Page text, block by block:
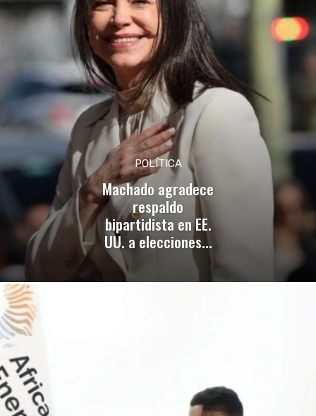
POLÍTICA
Machado agradece
respaldo
bipartidista en EE.
UU. a elecciones...